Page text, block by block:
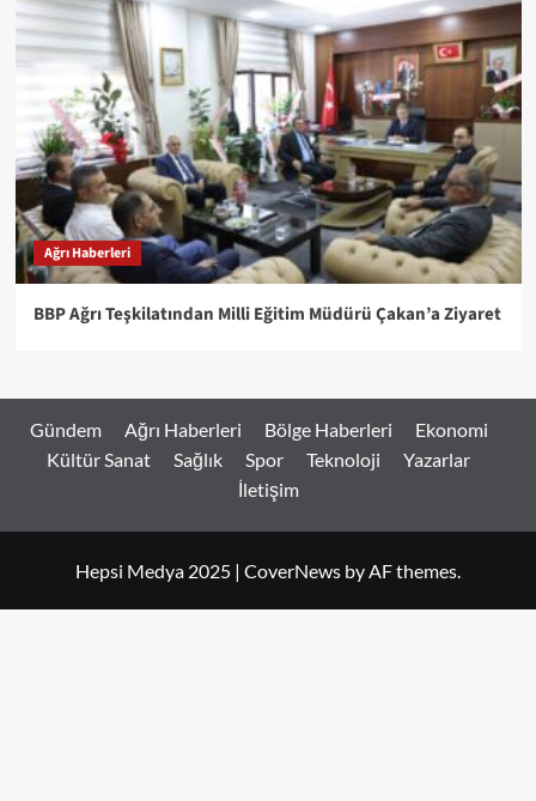
Ağrı Haberleri
BBP Ağrı Teşkilatından Milli Eğitim Müdürü Çakan’a Ziyaret
Gündem Ağrı Haberleri Bölge Haberleri
Ekonomi
Kültür Sanat
Sağlık Spor Teknoloji
Yazarlar
İletişim
Hepsi Medya 2025 | CoverNews by AF themes.